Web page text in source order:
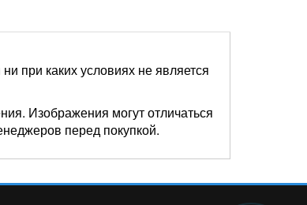
при каких условиях не является
Изображения могут отличаться
перед покупкой.